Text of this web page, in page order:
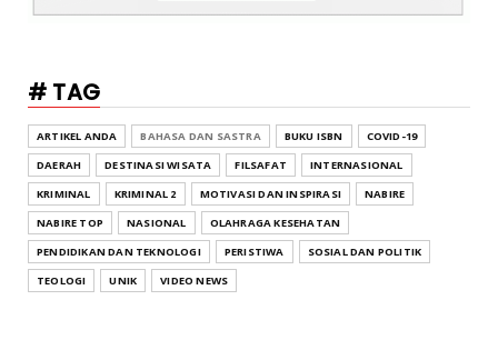
# TAG
ARTIKEL ANDA BAHASA DAN SASTRA BUKU ISBN
COVID-19
DAERAH
DESTINASI WISATA FILSAFAT
INTERNASIONAL
KRIMINAL
KRIMINAL 2 MOTIVASI DAN INSPIRASI
NABIRE
NABIRE TOP
NASIONAL
OLAHRAGA KESEHATAN
PENDIDIKAN DAN TEKNOLOGI
PERISTIWA
SOSIAL DAN POLITIK
TEOLOGI
UNIK VIDEO NEWS